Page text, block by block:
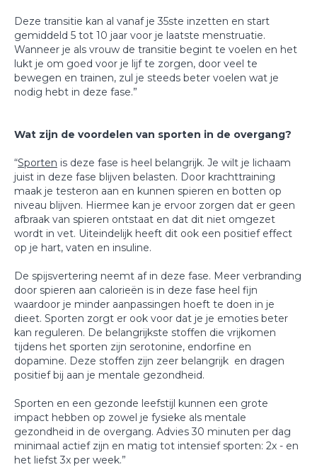
Deze transitie kan al vanaf je 35ste inzetten en start
gemiddeld 5 tot 10 jaar voor je laatste menstruatie.
Wanneer je als vrouw de transitie begint te voelen en het
lukt je om goed voor je lijf te zorgen, door veel te
bewegen en trainen, zul je steeds beter voelen wat je
nodig hebt in deze fase.”
Wat zijn de voordelen van sporten in de overgang?
“Sporten is deze fase is heel belangrijk. Je wilt je lichaam
juist in deze fase blijven belasten. Door krachttraining
maak je testeron aan en kunnen spieren en botten op
niveau blijven. Hiermee kan je ervoor zorgen dat er geen
afbraak van spieren ontstaat en dat dit niet omgezet
wordt in vet. Uiteindelijk heeft dit ook een positief effect
op je hart, vaten en insuline.
De spijsvertering neemt af in deze fase. Meer verbranding
door spieren aan calorieën is in deze fase heel fijn
waardoor je minder aanpassingen hoeft te doen in je
dieet. Sporten zorgt er ook voor dat je je emoties beter
kan reguleren. De belangrijkste stoffen die vrijkomen
tijdens het sporten zijn serotonine, endorfine en
dopamine. Deze stoffen zijn zeer belangrijk en dragen
positief bij aan je mentale gezondheid.
Sporten en een gezonde leefstijl kunnen een grote
impact hebben op zowel je fysieke als mentale
gezondheid in de overgang. Advies 30 minuten per dag
minimaal actief zijn en matig tot intensief sporten: 2x - en
het liefst 3x per week.”